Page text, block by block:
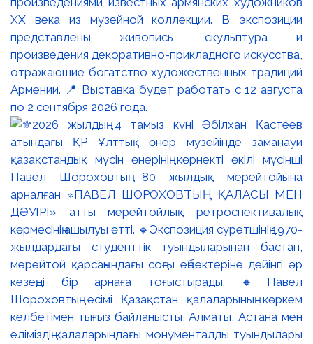
XX века из музейной коллекции. В экспозиции
представлены живопись, скульптура и
произведения декоративно-прикладного искусства,
отражающие богатство художественных традиций
Армении. 📍 Выставка будет работать с 12 августа
по 2 сентября 2026 года.